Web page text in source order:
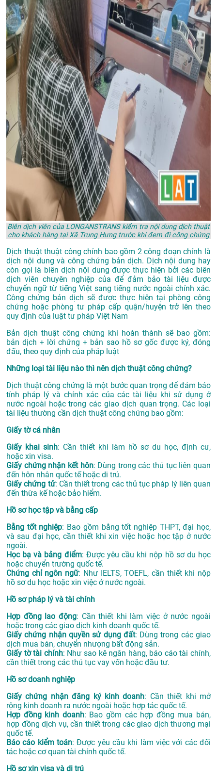
Biên dịch viên của LONGANSTRANS kiểm tra nội dung dịch thuật
cho khách hàng tại Xã Trung Hưng trước khi đem đi công chứng
Dịch thuật thuật công chính bao gồm 2 công đoạn chính là
dịch nội dung và công chứng bản dịch. Dịch nội dung hay
còn gọi là biên dịch nội dung được thực hiện bởi các biên
dịch viên chuyên nghiệp của để đảm bảo tài liệu được
chuyển ngữ từ tiếng Việt sang tiếng nước ngoài chính xác.
Công chứng bản dịch sẽ được thực hiện tại phòng công
chứng hoặc phòng tư pháp cấp quận/huyện trở lên theo
quy định của luật tư pháp Việt Nam
Bản dịch thuật công chứng khi hoàn thành sẽ bao gồm:
bản dịch + lời chứng + bản sao hồ sơ gốc được ký, đóng
đấu, theo quy định của pháp luật
Những loại tài liệu nào thì nên dịch thuật công chứng?
Dịch thuật công chứng là một bước quan trọng để đảm bảo
tính pháp lý và chính xác của các tài liệu khi sử dụng ở
nước ngoài hoặc trong các giao dịch quan trọng. Các loại
tài liệu thường cần dịch thuật công chứng bao gồm:
Giấy tờ cá nhân
Giấy khai sinh: Cần thiết khi làm hồ sơ du học, định cư,
hoặc xin visa.
Giấy chứng nhận kết hôn: Dùng trong các thủ tục liên quan
đến hôn nhân quốc tế hoặc di trú.
Giấy chứng tử: Cần thiết trong các thủ tục pháp lý liên quan
đến thừa kế hoặc bảo hiểm.
Hồ sơ học tập và bằng cấp
Bằng tốt nghiệp: Bao gồm bằng tốt nghiệp THPT, đại học,
và sau đại học, cần thiết khi xin việc hoặc học tập ở nước
ngoài.
Học bạ và bảng điểm: Được yêu cầu khi nộp hồ sơ du học
hoặc chuyển trường quốc tế.
Chứng chỉ ngôn ngữ: Như IELTS, TOEFL, cần thiết khi nộp
hồ sơ du học hoặc xin việc ở nước ngoài.
Hồ sơ pháp lý và tài chính
Hợp đồng lao động: Cần thiết khi làm việc ở nước ngoài
hoặc trong các giao dịch kinh doanh quốc tế.
Giấy chứng nhận quyền sử dụng đất: Dùng trong các giao
dịch mua bán, chuyển nhượng bất động sản.
Giấy tờ tài chính: Như sao kê ngân hàng, báo cáo tài chính,
cần thiết trong các thủ tục vay vốn hoặc đầu tư.
Hồ sơ doanh nghiệp
Giấy chứng nhận đăng ký kinh doanh: Cần thiết khi mở
rộng kinh doanh ra nước ngoài hoặc hợp tác quốc tế.
Hợp đồng kinh doanh: Bao gồm các hợp đồng mua bán,
hợp đồng dịch vụ, cần thiết trong các giao dịch thương mại
quốc tế.
Báo cáo kiểm toán: Được yêu cầu khi làm việc với các đối
tác hoặc cơ quan tài chính quốc tế.
Hồ sơ xin visa và di trú